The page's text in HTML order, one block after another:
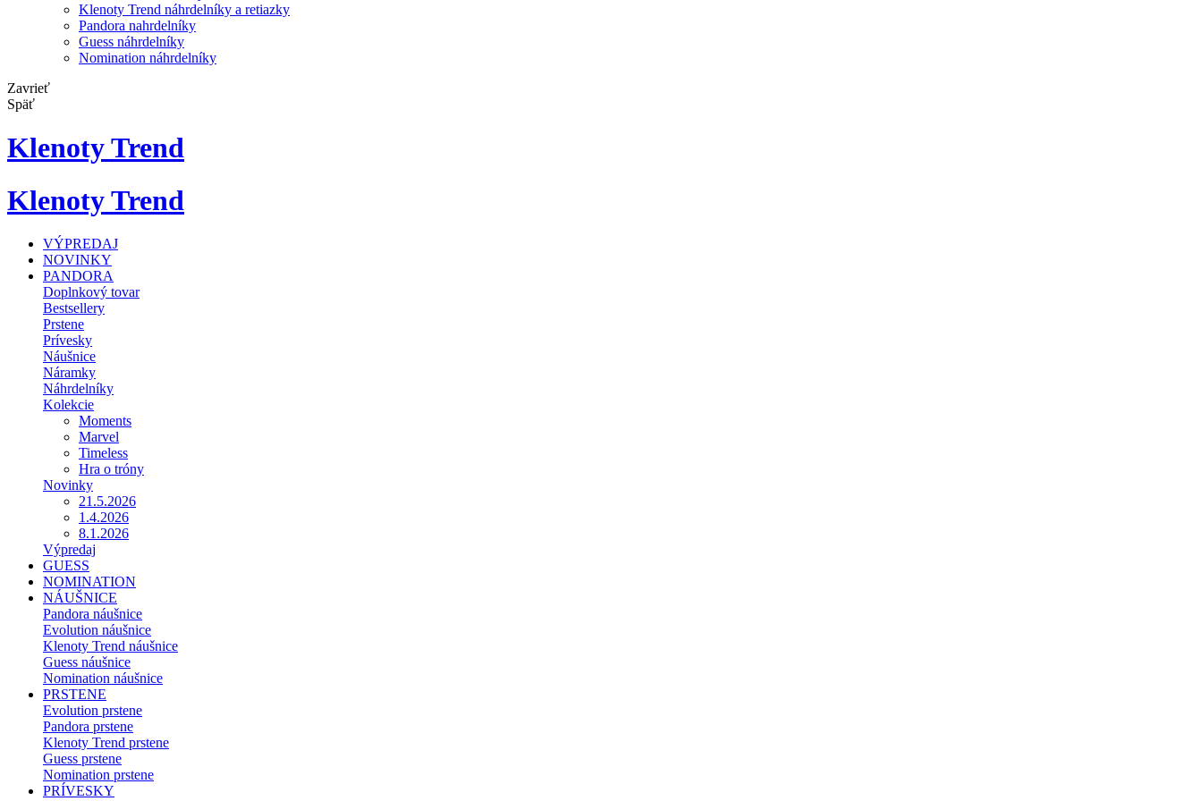
Klenoty Trend náhrdelníky a retiazky
Pandora nahrdelníky
Guess náhrdelníky
Nomination náhrdelníky
Zavrieť
Späť
Klenoty Trend
Klenoty Trend
VÝPREDAJ
NOVINKY
PANDORA
Doplnkový tovar
Bestsellery
Prstene
Prívesky
Náušnice
Náramky
Náhrdelníky
Kolekcie
Moments
Marvel
Timeless
Hra o tróny
Novinky
21.5.2026
1.4.2026
8.1.2026
Výpredaj
GUESS
NOMINATION
NÁUŠNICE
Pandora náušnice
Evolution náušnice
Klenoty Trend náušnice
Guess náušnice
Nomination náušnice
PRSTENE
Evolution prstene
Pandora prstene
Klenoty Trend prstene
Guess prstene
Nomination prstene
PRÍVESKY